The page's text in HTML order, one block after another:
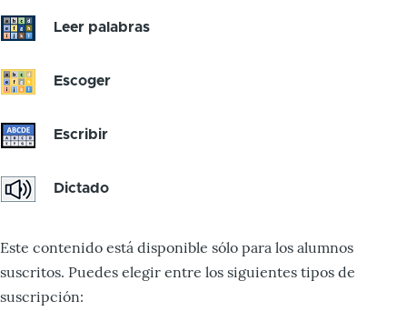
Leer palabras
Escoger
Escribir
Dictado
Este contenido está disponible sólo para los alumnos
suscritos. Puedes elegir entre los siguientes tipos de
suscripción: